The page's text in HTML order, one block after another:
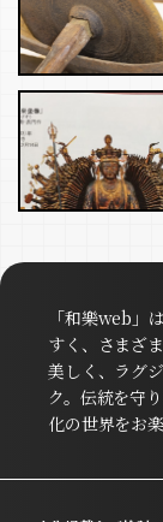
「和樂web」
すく、さまざ
美しく、ラグ
ク。伝統を守
化の世界をお